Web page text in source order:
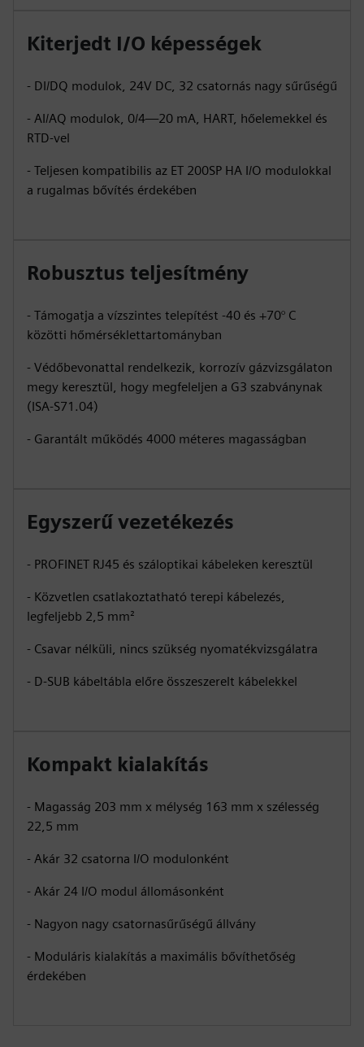
Kiterjedt I/O képességek
- DI/DQ modulok, 24V DC, 32 csatornás nagy sűrűségű
- AI/AQ modulok, 0/4—20 mA, HART, hőelemekkel és
RTD-vel
- Teljesen kompatibilis az ET 200SP HA I/O modulokkal
a rugalmas bővítés érdekében
Robusztus teljesítmény
- Támogatja a vízszintes telepítést -40 és +70° C
közötti hőmérséklettartományban
- Védőbevonattal rendelkezik, korrozív gázvizsgálaton
megy keresztül, hogy megfeleljen a G3 szabványnak
(ISA-S71.04)
- Garantált működés 4000 méteres magasságban
Egyszerű vezetékezés
- PROFINET RJ45 és száloptikai kábeleken keresztül
- Közvetlen csatlakoztatható terepi kábelezés,
legfeljebb 2,5 mm²
- Csavar nélküli, nincs szükség nyomatékvizsgálatra
- D-SUB kábeltábla előre összeszerelt kábelekkel
Kompakt kialakítás
- Magasság 203 mm x mélység 163 mm x szélesség
22,5 mm
- Akár 32 csatorna I/O modulonként
- Akár 24 I/O modul állomásonként
- Nagyon nagy csatornasűrűségű állvány
- Moduláris kialakítás a maximális bővíthetőség
érdekében